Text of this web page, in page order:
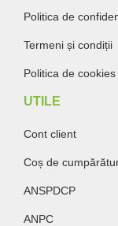
Politica de
Termeni și condiții
Politica de cookies
UTILE
Cont client
Coș de
ANSPDCP
ANPC